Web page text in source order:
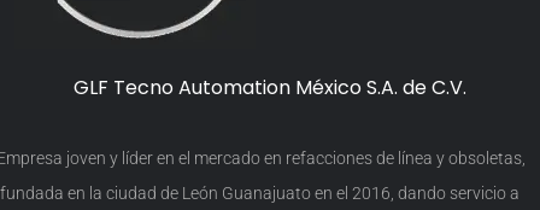
GLF Tecno Automation México S.A. de C.V.
joven y líder en el mercado en refacciones de línea y obsoletas,
en la ciudad de León Guanajuato en el 2016, dando servicio a